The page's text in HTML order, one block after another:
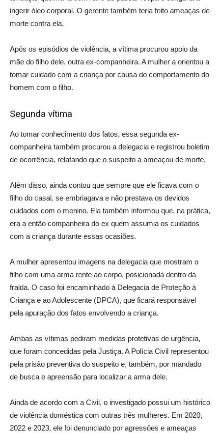
ingerir óleo corporal. O gerente também teria feito ameaças de
morte contra ela.
Após os episódios de violência, a vítima procurou apoio da
mãe do filho dele, outra ex-companheira. A mulher a orientou a
tomar cuidado com a criança por causa do comportamento do
homem com o filho.
Segunda vítima
Ao tomar conhecimento dos fatos, essa segunda ex-
companheira também procurou a delegacia e registrou boletim
de ocorrência, relatando que o suspeito a ameaçou de morte.
Além disso, ainda contou que sempre que ele ficava com o
filho do casal, se embriagava e não prestava os devidos
cuidados com o menino. Ela também informou que, na prática,
era a então companheira do ex quem assumia os cuidados
com a criança durante essas ocasiões.
A mulher apresentou imagens na delegacia que mostram o
filho com uma arma rente ao corpo, posicionada dentro da
fralda. O caso foi encaminhado à Delegacia de Proteção à
Criança e ao Adolescente (DPCA), que ficará responsável
pela apuração dos fatos envolvendo a criança.
Ambas as vítimas pediram medidas protetivas de urgência,
que foram concedidas pela Justiça. A Polícia Civil representou
pela prisão preventiva do suspeito e, também, por mandado
de busca e apreensão para localizar a arma dele.
Ainda de acordo com a Civil, o investigado possui um histórico
de violência doméstica com outras três mulheres. Em 2020,
2022 e 2023, ele foi denunciado por agressões e ameaças